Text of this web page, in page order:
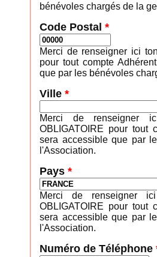
bénévoles chargés de la
Code Postal *
Merci de renseigner ici
pour tout compte
que par les bénévoles
Ville *
Merci de renseigner
OBLIGATOIRE pour tout
sera accessible que par
l'Association.
Pays *
Merci de renseigner
OBLIGATOIRE pour tout
sera accessible que par
l'Association.
Numéro de Téléphone